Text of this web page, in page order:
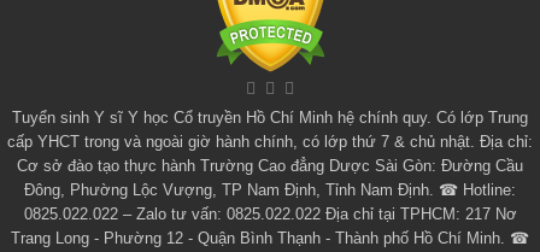
Tuyển sinh Y sĩ Y học Cổ truyền Hồ Chí Minh hệ chính quy. Có lớp Trung
cấp YHCT trong và ngoài giờ hành chính, có lớp thứ 7 & chủ nhật. Địa chỉ:
Cơ sở đào tạo thực hành Trường Cao đẳng Dược Sài Gòn: Đường Cầu
Đông, Phường Lộc Vượng, TP Nam Định, Tỉnh Nam Định. ☎ Hotline:
0825.022.022 – Zalo tư vấn: 0825.022.022 Địa chỉ tại TPHCM: 217 Nơ
Trang Long - Phường 12 - Quận Bình Thạnh - Thành phố Hồ Chí Minh. ☎